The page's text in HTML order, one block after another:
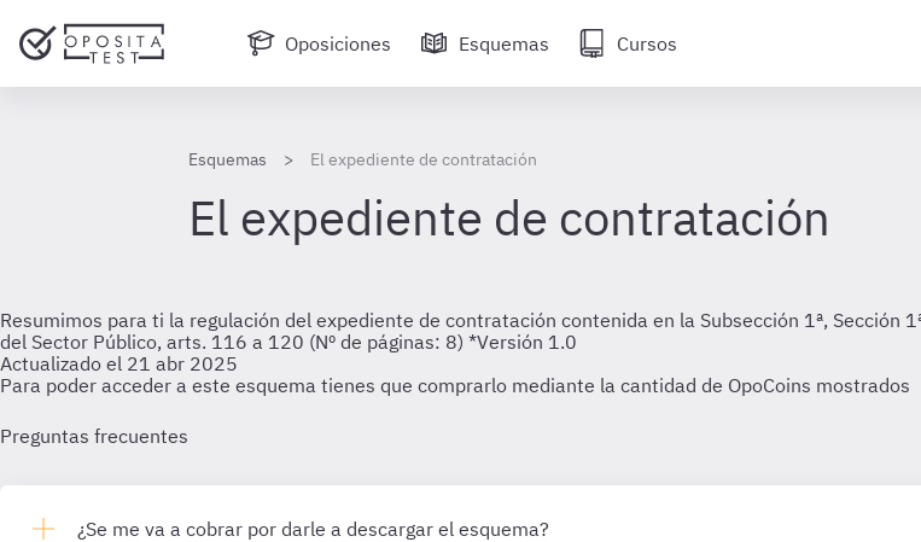
Oposiciones Esquemas Cursos
Esquemas El expediente de contratación
El expediente de contratación
Resumimos para ti la regulación del expediente de contratación contenida en la Subsección 1ª,
del Sector Público, arts. 116 a 120 (Nº de páginas: 8) *Versión 1.0
Actualizado el 21 abr 2025
Para poder acceder a este esquema tienes que comprarlo mediante la cantidad de OpoCoins mostrados
Preguntas frecuentes
¿Se me va a cobrar por darle a descargar el esquema?